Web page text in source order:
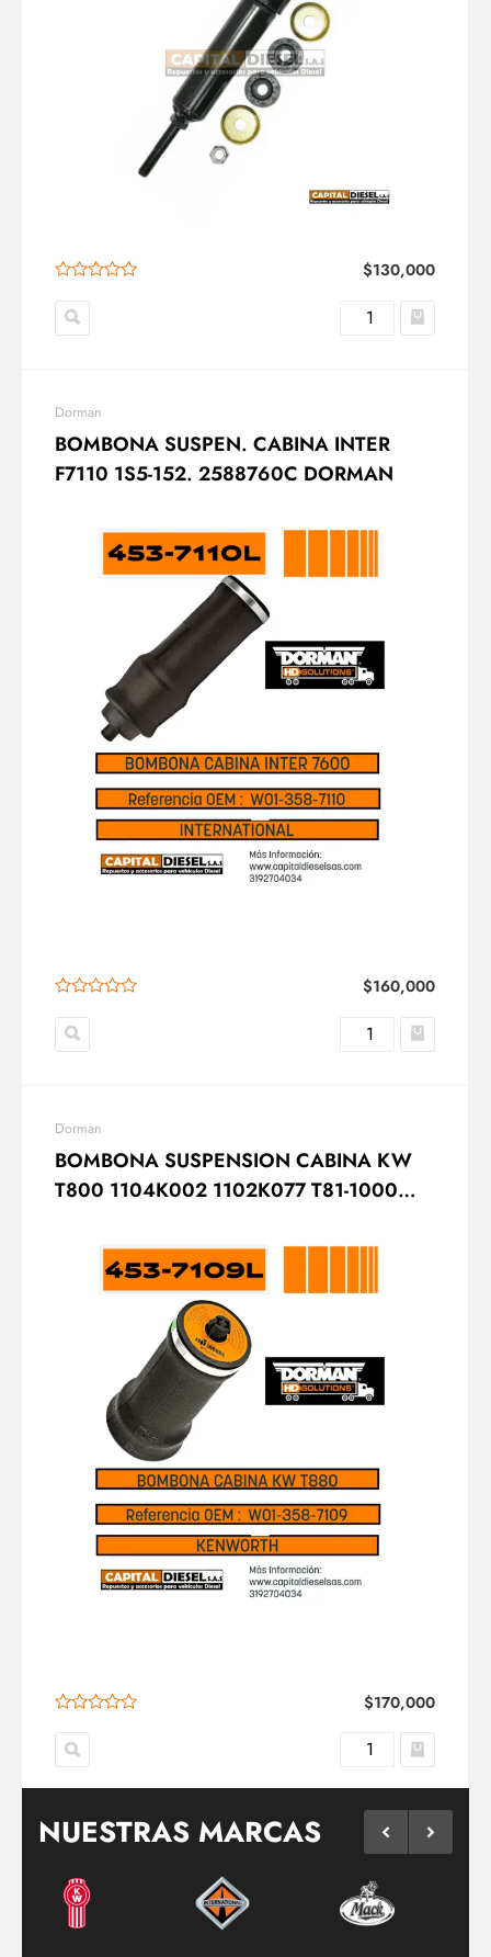
$130,000
Dorman
BOMBONA SUSPEN. CABINA INTER
F7110 1S5-152. 2588760C DORMAN
$160,000
Dorman
BOMBONA SUSPENSION CABINA KW
T800 1104K002 1102K077 T81-1000
$170,000
NUESTRAS MARCAS